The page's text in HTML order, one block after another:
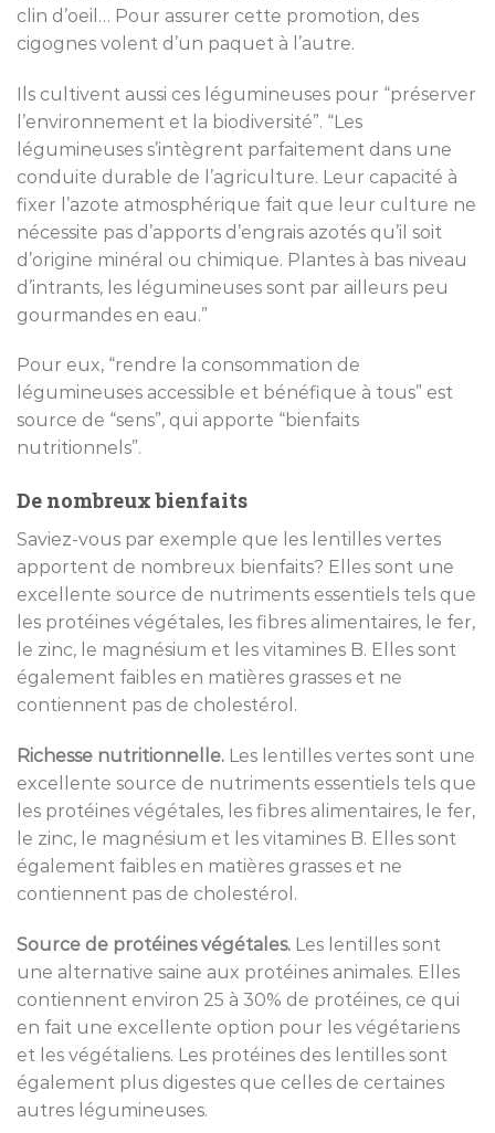
clin d’oeil… Pour assurer cette promotion, des
cigognes volent d’un paquet à l’autre.
Ils cultivent aussi ces légumineuses pour “préserver
l’environnement et la biodiversité”. “Les
légumineuses s’intègrent parfaitement dans une
conduite durable de l’agriculture. Leur capacité à
fixer l’azote atmosphérique fait que leur culture ne
nécessite pas d’apports d’engrais azotés qu’il soit
d’origine minéral ou chimique. Plantes à bas niveau
d’intrants, les légumineuses sont par ailleurs peu
gourmandes en eau.”
Pour eux, “rendre la consommation de
légumineuses accessible et bénéfique à tous” est
source de “sens”, qui apporte “bienfaits
nutritionnels”.
De nombreux bienfaits
Saviez-vous par exemple que les lentilles vertes
apportent de nombreux bienfaits? Elles sont une
excellente source de nutriments essentiels tels que
les protéines végétales, les fibres alimentaires, le fer,
le zinc, le magnésium et les vitamines B. Elles sont
également faibles en matières grasses et ne
contiennent pas de cholestérol.
Richesse nutritionnelle. Les lentilles vertes sont une
excellente source de nutriments essentiels tels que
les protéines végétales, les fibres alimentaires, le fer,
le zinc, le magnésium et les vitamines B. Elles sont
également faibles en matières grasses et ne
contiennent pas de cholestérol.
Source de protéines végétales. Les lentilles sont
une alternative saine aux protéines animales. Elles
contiennent environ 25 à 30% de protéines, ce qui
en fait une excellente option pour les végétariens
et les végétaliens. Les protéines des lentilles sont
également plus digestes que celles de certaines
autres légumineuses.